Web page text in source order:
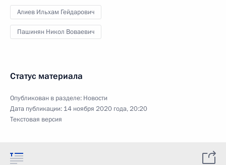
Алиев Ильхам Гейдарович
Пашинян Никол Воваевич
Статус материала
Опубликован в разделе: Новости
Дата публикации: 14 ноября 2020 года, 20:20
Текстовая версия